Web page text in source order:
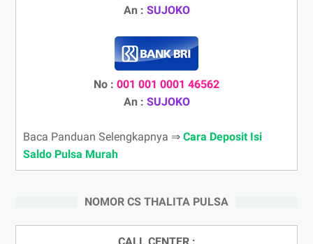
An : SUJOKO
No : 001 001 0001 46562
An : SUJOKO
Baca Panduan Selengkapnya ⇒ Cara Deposit Isi
Saldo Pulsa Murah
NOMOR CS THALITA PULSA